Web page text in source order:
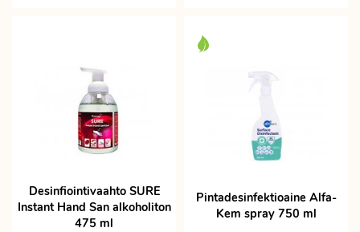
Desinfiointivaahto SURE
Instant Hand San alkoholiton
475 ml
Pintadesinfektioaine Alfa-
Kem spray 750 ml